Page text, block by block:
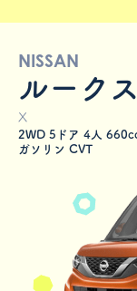
NISSAN
ルークス
X
2WD 5ドア 4人
ガソリン CVT